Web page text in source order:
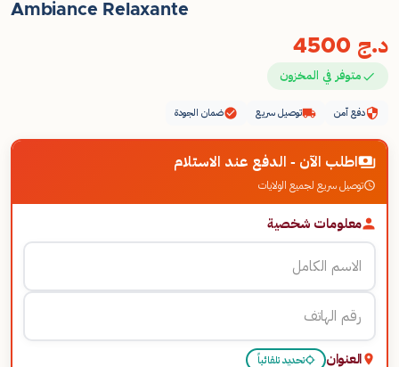
Ambiance Relaxante
د.ج
متوفر في المخزون
دفع آمن توصيل سريع ضمان الجودة
اطلب الآن - الدفع عند الاستلام
توصيل سريع لجميع الولايات
معلومات شخصية
العنوان تحديد تلقائياً